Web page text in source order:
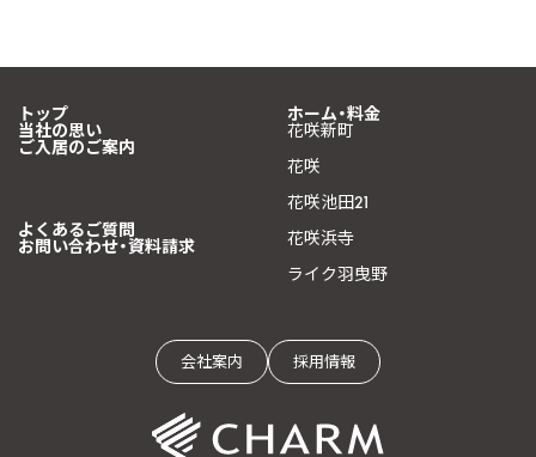
トップ
当社の思い
ご入居のご案内
ホーム・料金
花咲新町
花咲
花咲池田21
花咲浜寺
ライク羽曳野
よくあるご質問
お問い合わせ・資料請求
会社案内 採用情報